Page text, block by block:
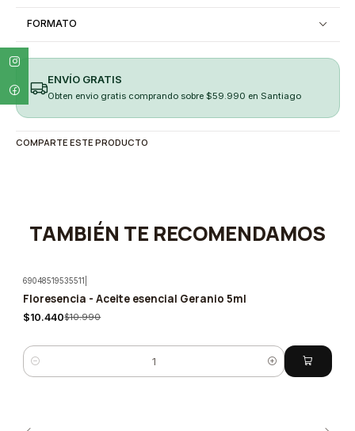
FORMATO
ENVÍO GRATIS
Obten envio gratis comprando sobre $59.990 en Santiago
COMPARTE ESTE PRODUCTO
TAMBIÉN TE RECOMENDAMOS
-5%
69048519535511
Floresencia - Aceite esencial Geranio 5ml
$10.440$10.990
Cantidad